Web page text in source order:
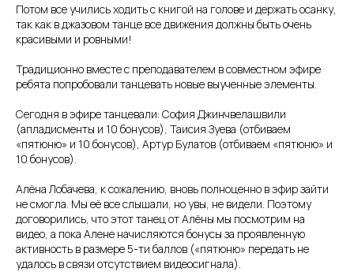
Потом все учились ходить с книгой на голове и держать осанку,
так как в джазовом танце все движения должны быть очень
красивыми и ровными!
Традиционно вместе с преподавателем в совместном эфире
ребята попробовали танцевать новые выученные элементы.
Сегодня в эфире танцевали: София Джинчвелашвили
(апладисменты и 10 бонусов), Таисия Зуева (отбиваем
«пятюню» и 10 бонусов), Артур Булатов (отбиваем «пятюню» и
10 бонусов).
Алёна Лобачева, к сожалению, вновь полноценно в эфир зайти
не смогла. Мы её все слышали, но увы, не видели. Поэтому
договорились, что этот танец от Алёны мы посмотрим на
видео, а пока Алене начисляются бонусы за проявленную
активность в размере 5-ти баллов («пятюню» передать не
удалось в связи отсутствием видеосигнала).